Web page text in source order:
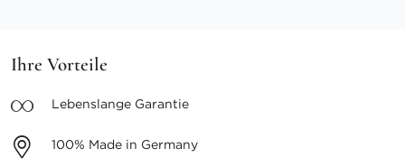
Ihre Vorteile
Lebenslange Garantie
100% Made in Germany